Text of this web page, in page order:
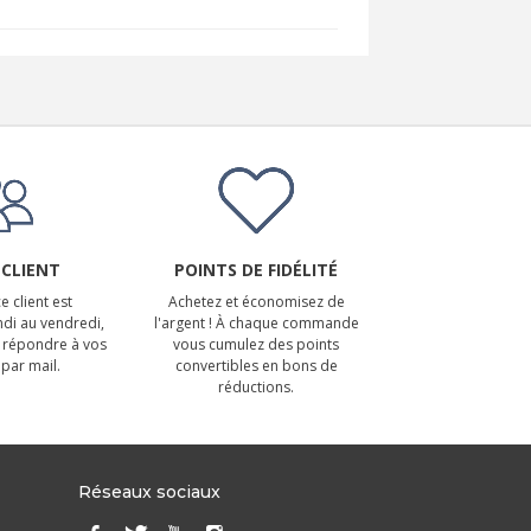
client est
au vendredi,
à vos
mail.
POINTS DE FIDÉLITÉ
Achetez et économisez de
l'argent ! À chaque commande
vous cumulez des points
convertibles en bons de
réductions.
Réseaux sociaux